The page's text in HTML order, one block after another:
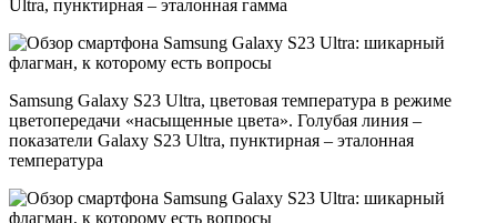
Ultra, пунктирная – эталонная гамма
Samsung Galaxy S23 Ultra, цветовая температура в режиме
цветопередачи «насыщенные цвета». Голубая линия –
показатели Galaxy S23 Ultra, пунктирная – эталонная
температура